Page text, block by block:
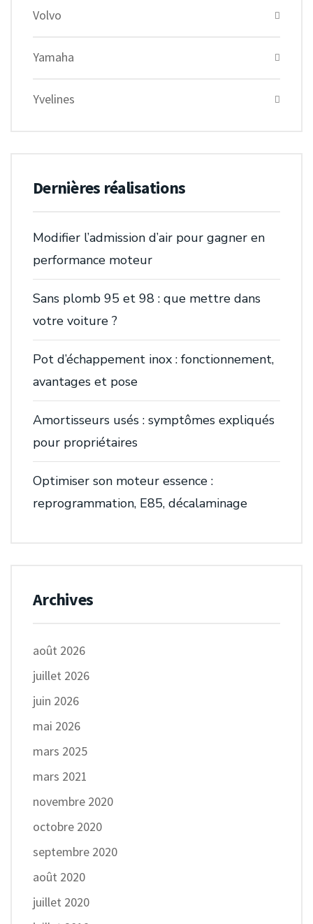
Volvo
Yamaha
Yvelines
Dernières réalisations
Modifier l’admission d’air pour gagner en
performance moteur
Sans plomb 95 et 98 : que mettre dans
votre voiture ?
Pot d’échappement inox : fonctionnement,
avantages et pose
Amortisseurs usés : symptômes expliqués
pour propriétaires
Optimiser son moteur essence :
reprogrammation, E85, décalaminage
Archives
août 2026
juillet 2026
juin 2026
mai 2026
mars 2025
mars 2021
novembre 2020
octobre 2020
septembre 2020
août 2020
juillet 2020